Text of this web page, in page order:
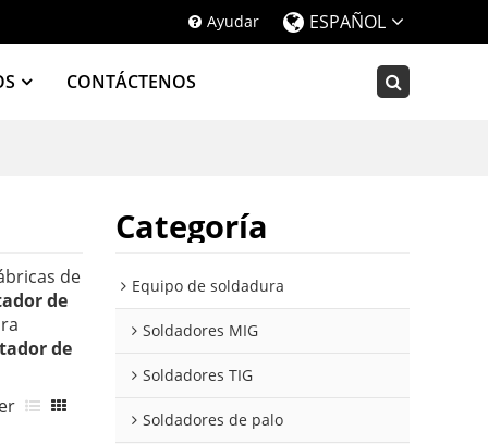
Ayudar ESPAÑOL
CONTÁCTENOS
de
de
de
Categoría
Equipo de soldadura
Soldadores MIG
Soldadores TIG
Soldadores de palo